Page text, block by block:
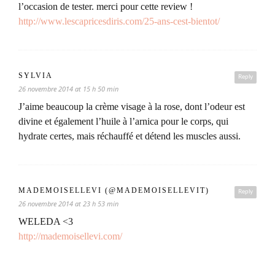
l’occasion de tester. merci pour cette review !
http://www.lescapricesdiris.com/25-ans-cest-bientot/
Reply
SYLVIA
26 novembre 2014 at 15 h 50 min
J’aime beaucoup la crème visage à la rose, dont l’odeur est
divine et également l’huile à l’arnica pour le corps, qui
hydrate certes, mais réchauffé et détend les muscles aussi.
Reply
MADEMOISELLEVI (@MADEMOISELLEVIT)
26 novembre 2014 at 23 h 53 min
WELEDA <3
http://mademoisellevi.com/